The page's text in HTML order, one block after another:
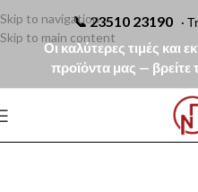
📞23510 23190 ·
Οι καλύτερες τιμές και
προϊόντα μας —
Skip to navigation
Skip to main content